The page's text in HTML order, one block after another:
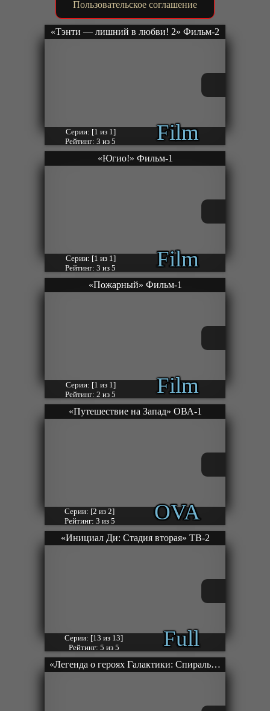
Пользовательское соглашение
Серии: [1 из 1]
Рейтинг: 3 из 5
Film
«Тэнти — лишний в любви! 2» Фильм-2
Серии: [1 из 1]
Рейтинг: 3 из 5
Film
«Югио!» Фильм-1
Серии: [1 из 1]
Рейтинг: 2 из 5
Film
«Пожарный» Фильм-1
Серии: [2 из 2]
Рейтинг: 3 из 5
OVA
«Путешествие на Запад» ОВА-1
Серии: [13 из 13]
Рейтинг: 5 из 5
Full
«Инициал Ди: Стадия вторая» ТВ-2
«Легенда о героях Галактики: Спиральный лабиринт» ОВА-3